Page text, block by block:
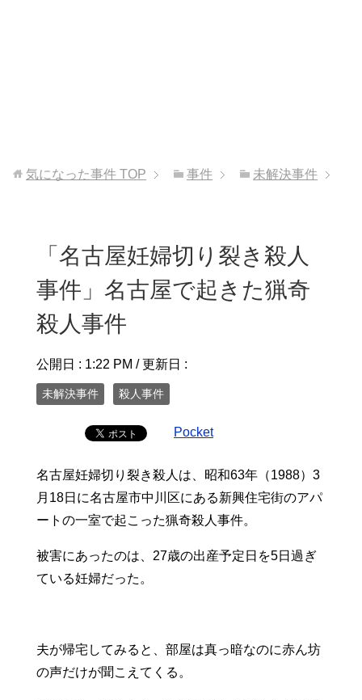
気になった事件 TOP 事件 未解決事件
「名古屋妊婦切り裂き殺人
事件」名古屋で起きた猟奇
殺人事件
公開日 : 1:22 PM / 更新日 :
未解決事件 殺人事件
Pocket
名古屋妊婦切り裂き殺人は、昭和63年（1988）3
月18日に名古屋市中川区にある新興住宅街のアパ
ートの一室で起こった猟奇殺人事件。
被害にあったのは、27歳の出産予定日を5日過ぎ
ている妊婦だった。
夫が帰宅してみると、部屋は真っ暗なのに赤ん坊
の声だけが聞こえてくる。